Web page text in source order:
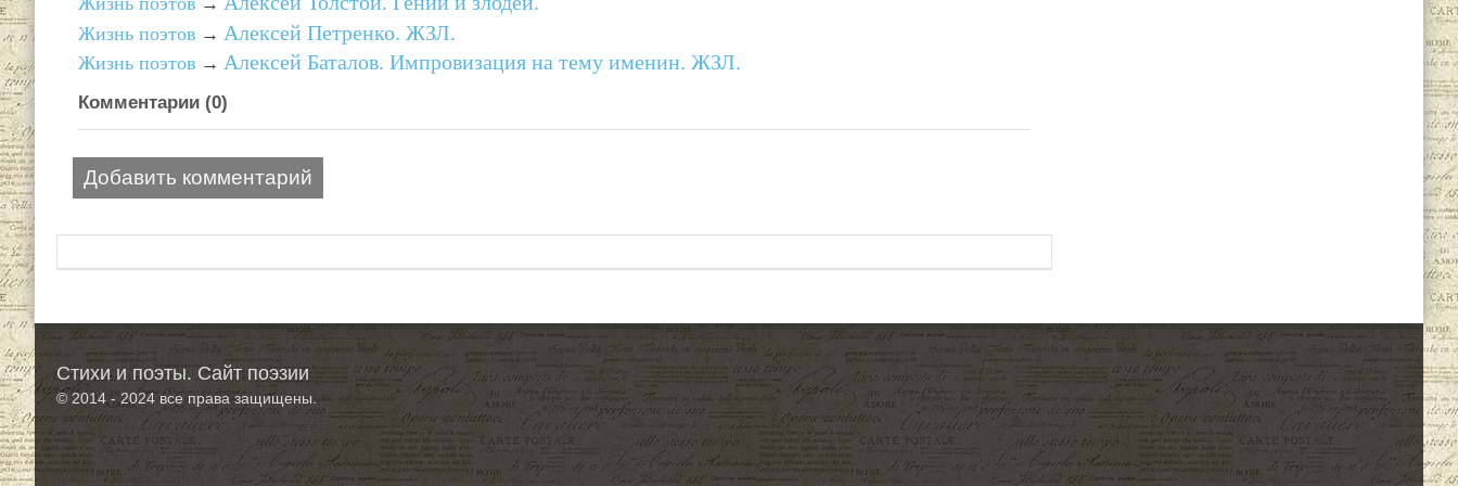
Жизнь поэтов → Алексей Петренко. ЖЗЛ.
Жизнь поэтов → Алексей Баталов. Импровизация на тему именин. ЖЗЛ.
Комментарии (0)
Добавить комментарий
Стихи и поэты. Сайт поэзии
© 2014 - 2024 все права защищены.